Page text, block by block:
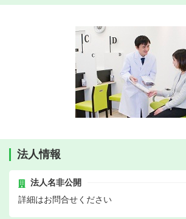
法人情報
法人名非公開
詳細はお問合せください